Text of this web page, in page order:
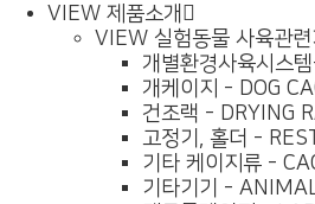
VIEW 제품소개
VIEW 실험동물 사육관련
개별환경사육시스
개케이지 - DOG
건조랙 - DRYING
고정기, 홀더 -
기타 케이지류 -
기타기기 -